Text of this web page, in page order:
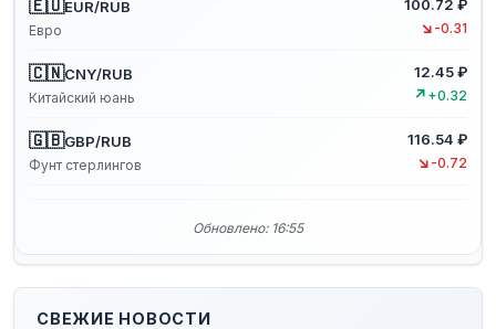
🇪🇺EUR/RUB
Евро
100.72 ₽
↘ -0.31
🇨🇳CNY/RUB
Китайский юань
12.45 ₽
↗ +0.32
🇬🇧GBP/RUB
Фунт стерлингов
116.54 ₽
↘ -0.72
Обновлено: 16:55
СВЕЖИЕ НОВОСТИ